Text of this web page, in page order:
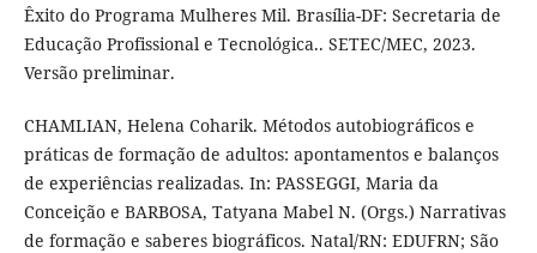
Êxito do Programa Mulheres Mil. Brasília-DF: Secretaria de
Educação Profissional e Tecnológica.. SETEC/MEC, 2023.
Versão preliminar.
CHAMLIAN, Helena Coharik. Métodos autobiográficos e
práticas de formação de adultos: apontamentos e balanços
de experiências realizadas. In: PASSEGGI, Maria da
Conceição e BARBOSA, Tatyana Mabel N. (Orgs.) Narrativas
de formação e saberes biográficos. Natal/RN: EDUFRN; São